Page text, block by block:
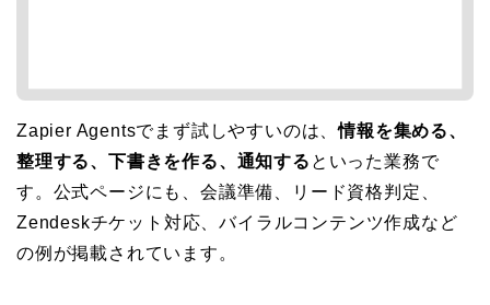
Zapier Agentsでまず試しやすいのは、情報を集める、
整理する、下書きを作る、通知する といった業務で
す。公式ページにも、会議準備、リード資格判定、
Zendeskチケット対応、バイラルコンテンツ作成など
の例が掲載されています。